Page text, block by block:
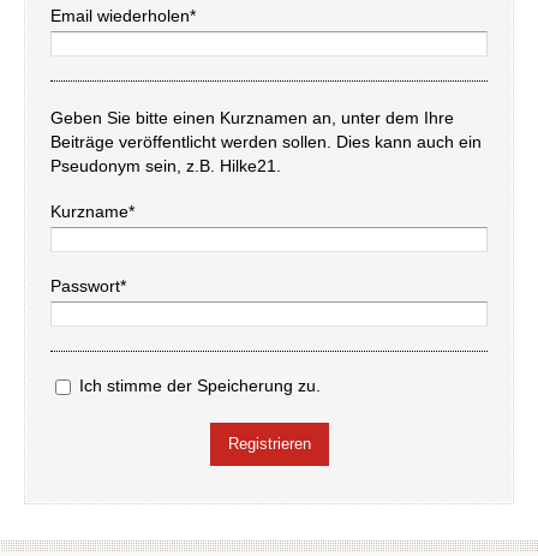
Email wiederholen*
Geben Sie bitte einen Kurznamen an, unter dem Ihre
Beiträge veröffentlicht werden sollen. Dies kann auch ein
Pseudonym sein, z.B. Hilke21.
Kurzname*
Passwort*
Ich stimme der Speicherung zu.